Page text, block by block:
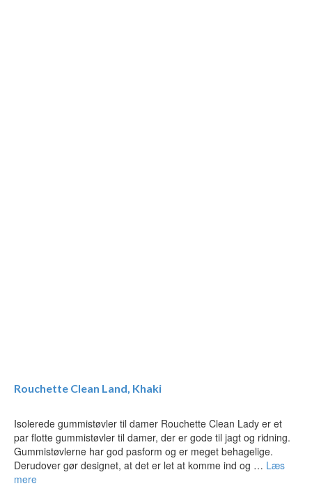
Rouchette Clean Land, Khaki
Isolerede gummistøvler til damer Rouchette Clean Lady er et
par flotte gummistøvler til damer, der er gode til jagt og ridning.
Gummistøvlerne har god pasform og er meget behagelige.
Derudover gør designet, at det er let at komme ind og … Læs
mere